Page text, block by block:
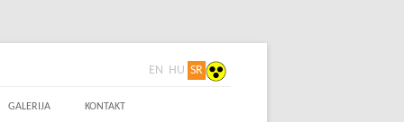
EN HU SR
GALERIJA KONTAKT